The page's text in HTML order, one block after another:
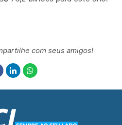
com seus amigos!